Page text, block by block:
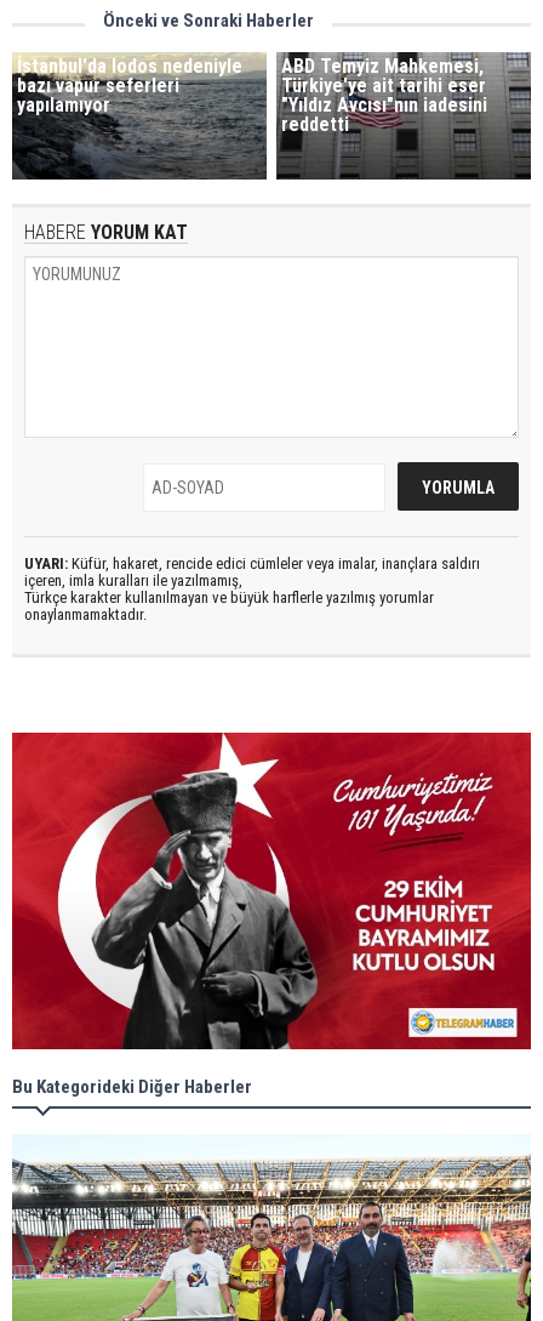
Önceki ve Sonraki Haberler
İstanbul'da lodos nedeniyle
bazı vapur seferleri
yapılamıyor
ABD Temyiz Mahkemesi,
Türkiye'ye ait tarihi eser
"Yıldız Avcısı"nın iadesini
reddetti
HABERE YORUM KAT
UYARI: Küfür, hakaret, rencide edici cümleler veya imalar, inançlara saldırı
içeren, imla kuralları ile yazılmamış,
Türkçe karakter kullanılmayan ve büyük harflerle yazılmış yorumlar
onaylanmamaktadır.
Bu Kategorideki Diğer Haberler